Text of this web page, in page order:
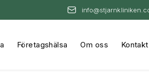
Företagshälsa Om oss Kontakt